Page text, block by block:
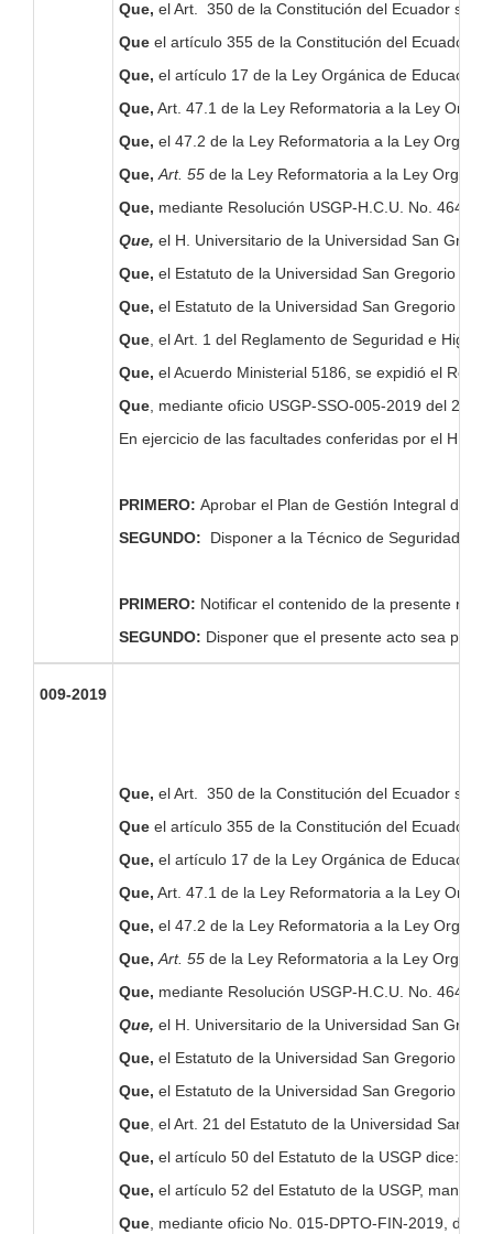
Que, el Art. 350 de la Constitución del Ecuador
Que el artículo 355 de la Constitución del Ecuador,
Que, el artículo 17 de la Ley Orgánica de Educación
Que, Art. 47.1 de la Ley Reformatoria a la Ley
Que, el 47.2 de la Ley Reformatoria a la Ley
Que,Art. 55 de la Ley Reformatoria a la Ley
Que, mediante Resolución USGP-H.C.U. No. 464-
Que, el H. Universitario de la Universidad San
Que, el Estatuto de la Universidad San Gregorio de
Que, el Estatuto de la Universidad San Gregorio de
Que, el Art. 1 del Reglamento de Seguridad e
Que, el Acuerdo Ministerial 5186, se expidió el
Que, mediante oficio USGP-SSO-005-2019 del 28
En ejercicio de las facultades conferidas por el H.
PRIMERO: Aprobar el Plan de Gestión Integral de
SEGUNDO: Disponer a la Técnico de Seguridad y
PRIMERO: Notificar el contenido de la presente
SEGUNDO: Disponer que el presente acto sea
009-2019
Que, el Art. 350 de la Constitución del Ecuador
Que el artículo 355 de la Constitución del Ecuador,
Que, el artículo 17 de la Ley Orgánica de Educación
Que, Art. 47.1 de la Ley Reformatoria a la Ley
Que, el 47.2 de la Ley Reformatoria a la Ley
Que,Art. 55 de la Ley Reformatoria a la Ley
Que, mediante Resolución USGP-H.C.U. No. 464-
Que, el H. Universitario de la Universidad San
Que, el Estatuto de la Universidad San Gregorio de
Que, el Estatuto de la Universidad San Gregorio de
Que, el Art. 21 del Estatuto de la Universidad San
Que, el artículo 50 del Estatuto de la USGP dice: “
Que, el artículo 52 del Estatuto de la USGP,
Que, mediante oficio No. 015-DPTO-FIN-2019, del